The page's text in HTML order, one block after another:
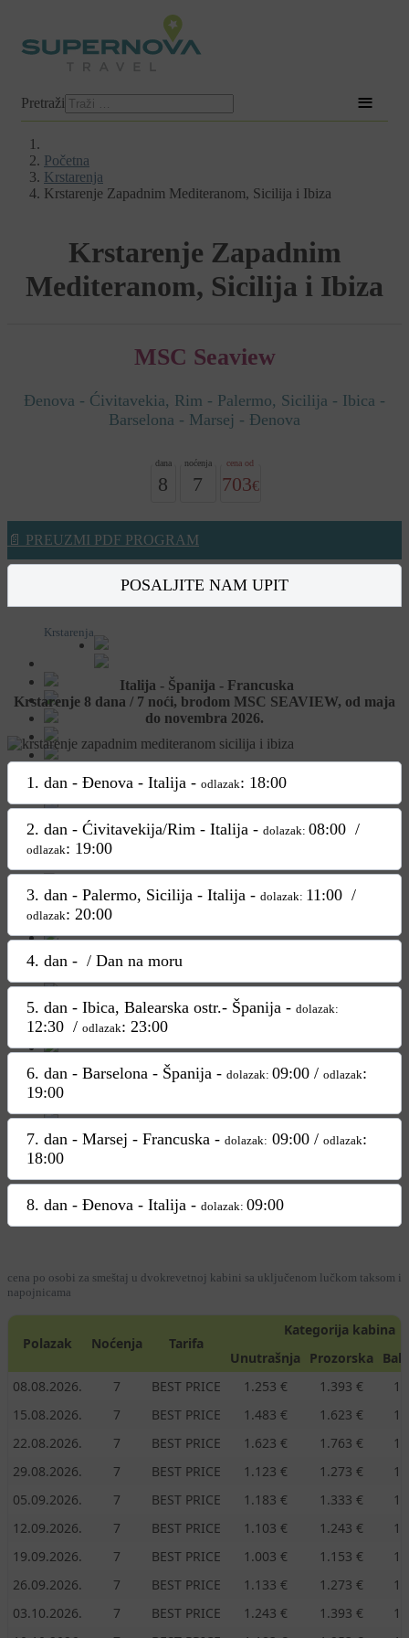
≡
Pretraži
Početna
Krstarenja
Krstarenje Zapadnim Mediteranom, Sicilija i Ibiza
Krstarenje Zapadnim
Mediteranom, Sicilija i Ibiza
MSC Seaview
Đenova - Ćivitavekia, Rim - Palermo, Sicilija - Ibica -
Barselona - Marsej - Đenova
8 7 703
📄 PREUZMI PDF PROGRAM
POSALJITE NAM UPIT
Krstarenja
Italija - Španija - Francuska
Krstarenje 8 dana / 7 noći, brodom MSC SEAVIEW, od maja
do novembra 2026.
1. dan - Đenova - Italija - odlazak: 18:00
2. dan - Ćivitavekija/Rim - Italija - dolazak: 08:00 /
odlazak: 19:00
3. dan - Palermo, Sicilija - Italija - dolazak: 11:00 /
odlazak: 20:00
4. dan - / Dan na moru
5. dan - Ibica, Balearska ostr.- Španija - dolazak:
12:30 / odlazak: 23:00
6. dan - Barselona - Španija - dolazak: 09:00 / odlazak:
19:00
7. dan - Marsej - Francuska - dolazak: 09:00 / odlazak:
18:00
8. dan - Đenova - Italija - dolazak: 09:00
cena po osobi za smeštaj u dvokrevetnoj kabini sa uključenom lučkom taksom i
napojnicama
Polazak Noćenja Tarifa
Kategorija kabina
Unutrašnja
Prozorska
08.08.2026.
7 BEST PRICE 1.253 € 1.393 €
15.08.2026.
7 BEST PRICE 1.483 € 1.623 €
22.08.2026.
7 BEST PRICE 1.623 € 1.763 €
29.08.2026.
7 BEST PRICE 1.123 € 1.273 €
05.09.2026.
7 BEST PRICE 1.183 € 1.333 €
12.09.2026.
7 BEST PRICE 1.103 € 1.243 €
19.09.2026.
7 BEST PRICE 1.003 € 1.153 €
26.09.2026.
7 BEST PRICE 1.133 € 1.273 €
03.10.2026.
7 BEST PRICE 1.243 € 1.393 €